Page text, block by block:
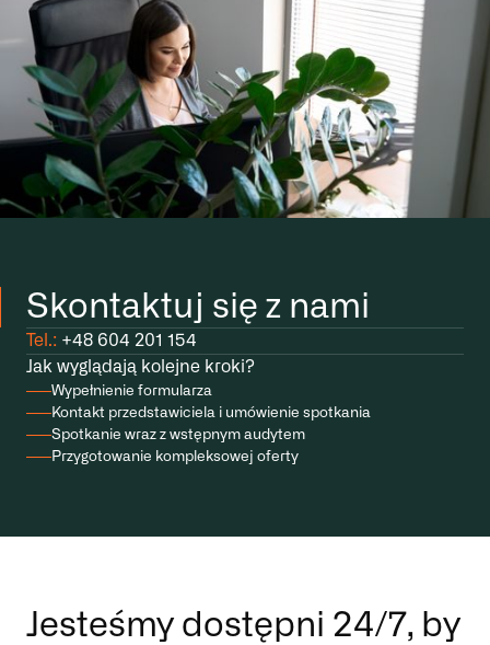
Skontaktuj się z nami
Tel.: +48 604 201 154
Jak wyglądają kolejne kroki?
Wypełnienie formularza
Kontakt przedstawiciela i umówienie spotkania
Spotkanie wraz z wstępnym audytem
Przygotowanie kompleksowej oferty
Jesteśmy dostępni 24/7, by